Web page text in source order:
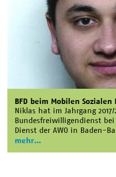
BFD beim Mobilen Sozialen
Niklas hat im Jahrgang 2017/
Bundesfreiwilligendienst
Dienst der AWO in Baden-
mehr